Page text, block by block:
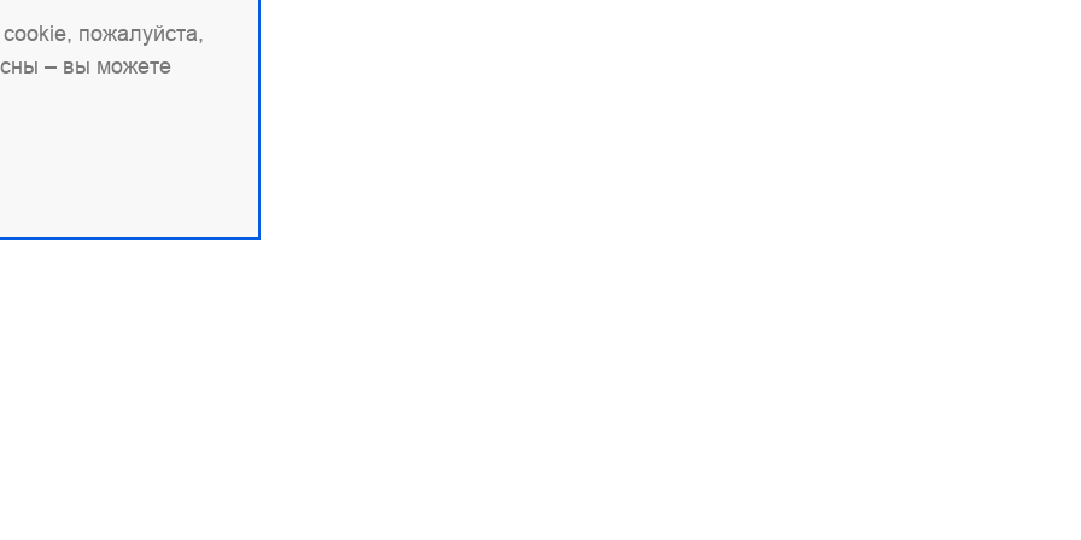
пожалуйста,
– вы можете